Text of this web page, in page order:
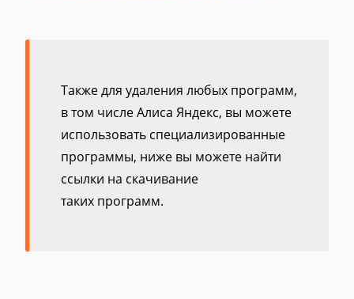
Также для удаления любых программ,
в том числе Алиса Яндекс, вы можете
использовать специализированные
программы, ниже вы можете найти
ссылки на скачивание
таких программ.